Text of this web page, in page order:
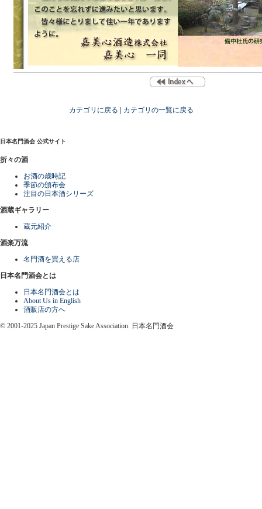
カテゴリに戻る カテゴリの一覧に戻る
日本名門酒会 公式サイト
折々の酒
お酒の歳時記
季節の頒布会
注目の日本酒シリーズ
酒蔵ギャラリー
蔵元紹介
酒楽万流
名門酒を買える店
日本名門酒会とは
日本名門酒会とは
About Us in English
酒販店の方へ
© 2001-2025 Japan Prestige Sake Association. 日本名門酒会